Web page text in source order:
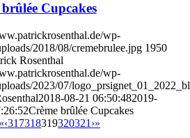
Cupcakes
wp-
2018/08/cremebrulee.jpg 1950
Rosenthal
wp-
2023/07/
2018-08-21 06:50:482019-
Crème brûlée Cupcakes
«‹317318319320321 ›»